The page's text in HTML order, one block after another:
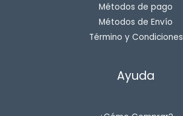
Métodos de pago
Métodos de Envío
Término y Condiciones
Ayuda